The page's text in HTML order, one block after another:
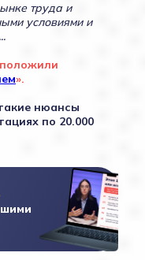
труда и
условиями и
».
нюансы
по 20.000